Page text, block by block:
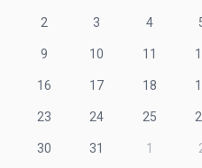
2 3 4
9 10 11
16 17 18
23 24 25
30 31 1